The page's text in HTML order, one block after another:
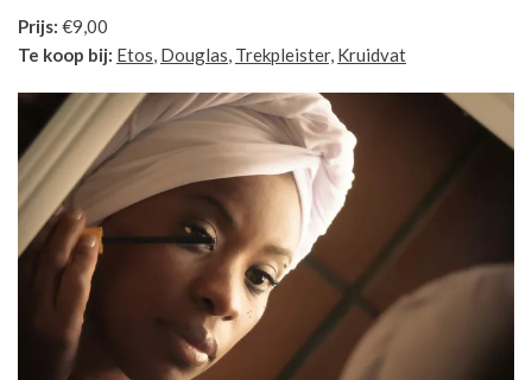
Prijs: €9,00
Te koop bij: Etos Douglas Trekpleister, Kruidvat